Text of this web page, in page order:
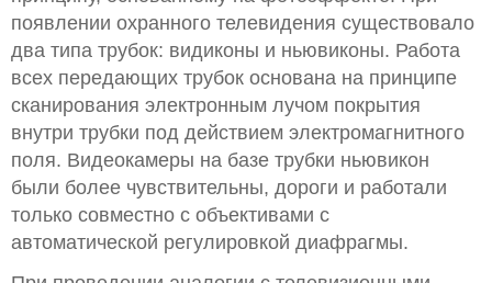
появлении охранного телевидения существовало
два типа трубок: видиконы и ньювиконы. Работа
всех передающих трубок основана на принципе
сканирования электронным лучом покрытия
внутри трубки под действием электромагнитного
поля. Видеокамеры на базе трубки ньювикон
были более чувствительны, дороги и работали
только совместно с объективами с
автоматической регулировкой диафрагмы.